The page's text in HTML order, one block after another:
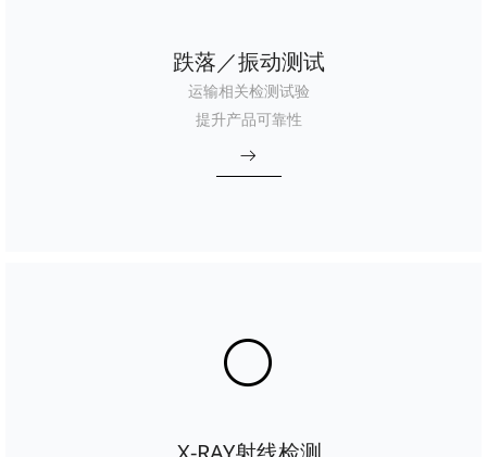
跌落／振动测试
运输相关检测试验
提升产品可靠性
ꁹ
ꀐ